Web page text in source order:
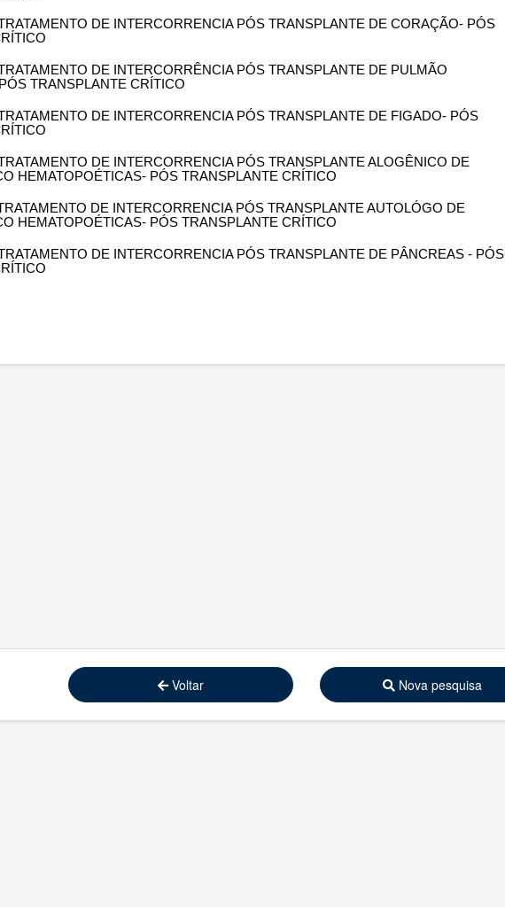
DE INTERCORRENCIA PÓS TRANSPLANTE DE CORAÇÃO- PÓS
DE INTERCORRÊNCIA PÓS TRANSPLANTE DE PULMÃO
TRANSPLANTE CRÍTICO
DE INTERCORRENCIA PÓS TRANSPLANTE DE FIGADO- PÓS
DE INTERCORRENCIA PÓS TRANSPLANTE ALOGÊNICO DE
HEMATOPOÉTICAS- PÓS TRANSPLANTE CRÍTICO
DE INTERCORRENCIA PÓS TRANSPLANTE AUTOLÓGO DE
HEMATOPOÉTICAS- PÓS TRANSPLANTE CRÍTICO
DE INTERCORRENCIA PÓS TRANSPLANTE DE PÂNCREAS - PÓS
Voltar Nova pesquisa